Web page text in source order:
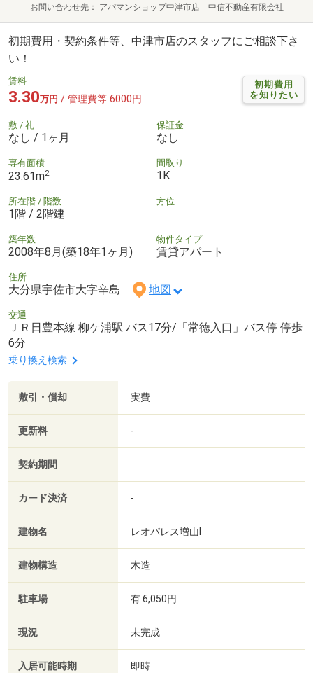
お問い合わせ先 アパマンショップ中津市店 中信不動産有限会社
初期費用・契約条件等、中津市店のスタッフにご相談下さ
い！
初期費用
を知りたい
賃料
3.30万円 / 管理費等 6000円
敷 / 礼
なし / 1ヶ月
保証金
なし
専有面積
23.61m2
間取り
1K
所在階 / 階数
1階 / 2階建
方位
築年数
2008年8月(築18年1ヶ月)
物件タイプ
賃貸アパート
住所
大分県宇佐市大字辛島 地図
交通
ＪＲ日豊本線 柳ケ浦駅 バス17分/「常徳入口」バス停 停歩
6分
乗り換え検索
敷引・償却 実費
更新料 -
契約期間
カード決済 -
建物名 レオパレス増山Ⅰ
建物構造 木造
駐車場 有 6,050円
現況 未完成
入居可能時期 即時